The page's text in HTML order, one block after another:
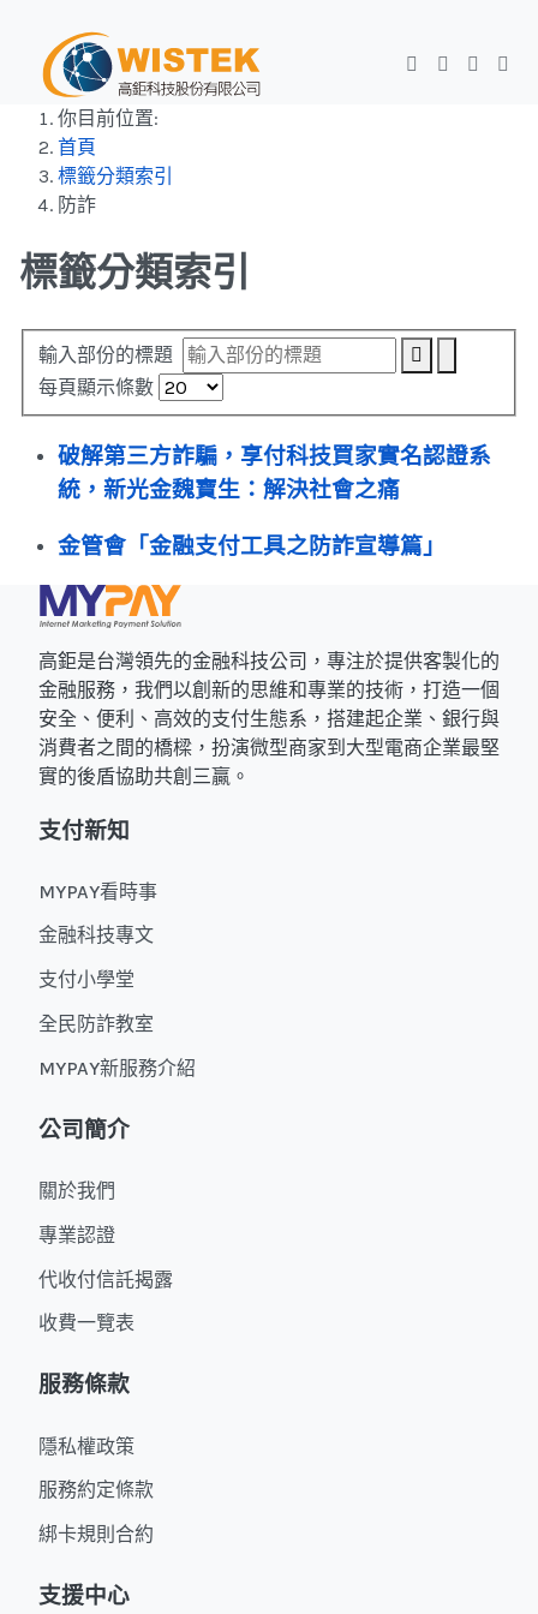
你目前位置:
首頁
標籤分類索引
防詐
標籤分類索引
輸入部份的標題
每頁顯示條數
破解第三方詐騙，享付科技買家實名認證系
統，新光金魏寶生：解決社會之痛
金管會「金融支付工具之防詐宣導篇」
高鉅是台灣領先的金融科技公司，專注於提供客製化的
金融服務，我們以創新的思維和專業的技術，打造一個
安全、便利、高效的支付生態系，搭建起企業、銀行與
消費者之間的橋樑，扮演微型商家到大型電商企業最堅
實的後盾協助共創三贏。
支付新知
MYPAY看時事
金融科技專文
支付小學堂
全民防詐教室
MYPAY新服務介紹
公司簡介
關於我們
專業認證
代收付信託揭露
收費一覽表
服務條款
隱私權政策
服務約定條款
綁卡規則合約
支援中心